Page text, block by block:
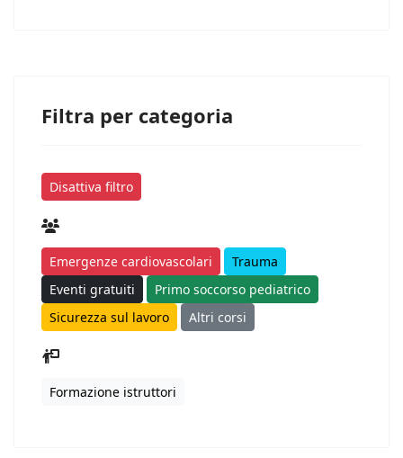
Filtra per categoria
Disattiva filtro
Emergenze cardiovascolari
Trauma
Eventi gratuiti
Primo soccorso pediatrico
Sicurezza sul lavoro
Altri corsi
Formazione istruttori